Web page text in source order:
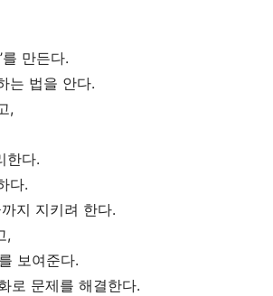
를 만든다.
는 법을 안다.
,
한다.
다.
지 지키려 한다.
,
보여준다.
로 문제를 해결한다.